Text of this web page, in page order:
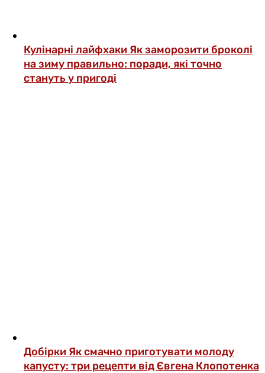
Кулінарні лайфхаки Як заморозити броколі
на зиму правильно: поради, які точно
стануть у пригоді
Добірки Як смачно приготувати молоду
капусту: три рецепти від Євгена Клопотенка